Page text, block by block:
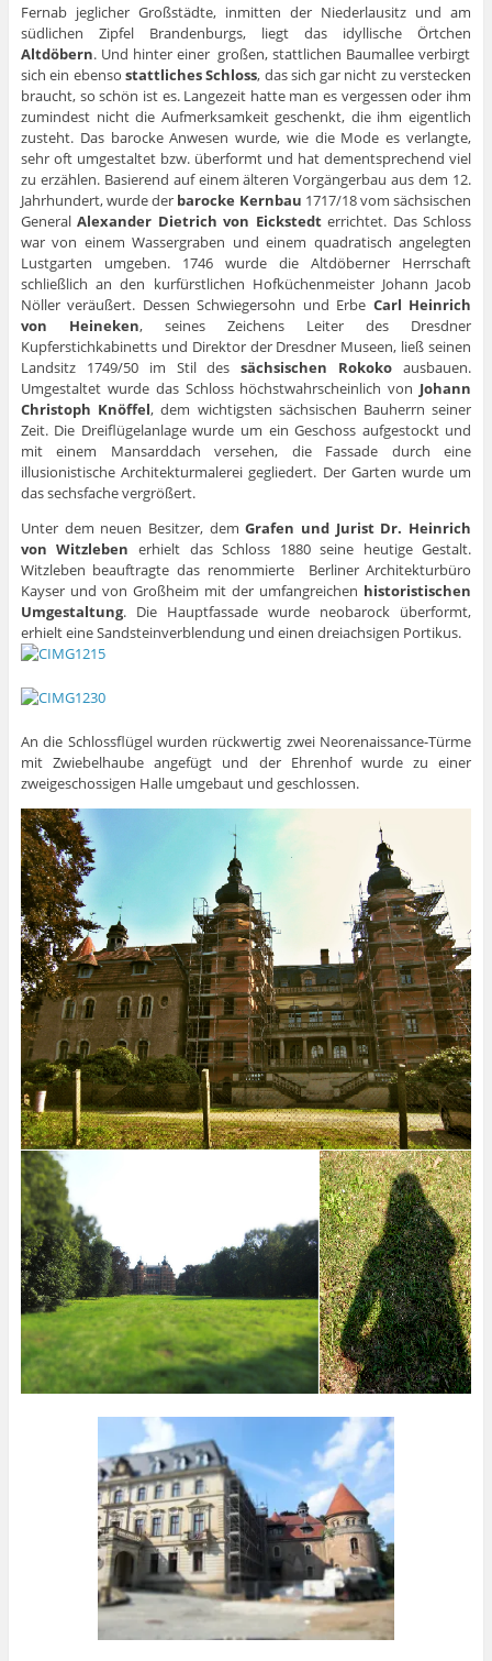
Fernab jeglicher Großstädte, inmitten der Niederlausitz und am
südlichen Zipfel Brandenburgs, liegt das idyllische Örtchen
Altdöbern. Und hinter einer großen, stattlichen Baumallee verbirgt
sich ein ebenso stattliches Schloss, das sich gar nicht zu verstecken
braucht, so schön ist es. Langezeit hatte man es vergessen oder ihm
zumindest nicht die Aufmerksamkeit geschenkt, die ihm eigentlich
zusteht. Das barocke Anwesen wurde, wie die Mode es verlangte,
sehr oft umgestaltet bzw. überformt und hat dementsprechend viel
zu erzählen. Basierend auf einem älteren Vorgängerbau aus dem 12.
Jahrhundert, wurde der barocke Kernbau 1717/18 vom sächsischen
GeneralAlexander Dietrich von Eickstedterrichtet. Das Schloss
war von einem Wassergraben und einem quadratisch angelegten
Lustgarten umgeben. 1746 wurde die Altdöberner Herrschaft
schließlich an den kurfürstlichen Hofküchenmeister Johann Jacob
Nöller veräußert. Dessen Schwiegersohn und Erbe Carl Heinrich
von Heineken, seines Zeichens Leiter des Dresdner
Kupferstichkabinetts und Direktor der Dresdner Museen, ließ seinen
Landsitz 1749/50 im Stil dessächsischen Rokoko ausbauen.
Umgestaltet wurde das Schloss höchstwahrscheinlich von Johann
Christoph Knöffel, dem wichtigsten sächsischen Bauherrn seiner
Zeit. Die Dreiflügelanlage wurde um ein Geschoss aufgestockt und
mit einem Mansarddach versehen, die Fassade durch eine
illusionistische Architekturmalerei gegliedert. Der Garten wurde um
das sechsfache vergrößert.
Unter dem neuen Besitzer, demGrafen und Jurist Dr. Heinrich
von Witzleben erhielt das Schloss 1880 seine heutige Gestalt.
Witzleben beauftragte das renommierte Berliner Architekturbüro
Kayser und von Großheim mit der umfangreichen historistischen
Umgestaltung. Die Hauptfassade wurde neobarock überformt,
erhielt eine Sandsteinverblendung und einen dreiachsigen Portikus.
An die Schlossflügel wurden rückwertig zwei Neorenaissance-Türme
mit Zwiebelhaube angefügt und der Ehrenhof wurde zu einer
zweigeschossigen Halle umgebaut und geschlossen.